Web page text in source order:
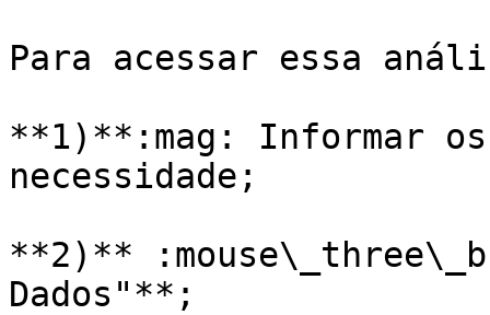
Para acessar essa
**1)**:mag: Informar
necessidade;
**2)**
Dados"**;